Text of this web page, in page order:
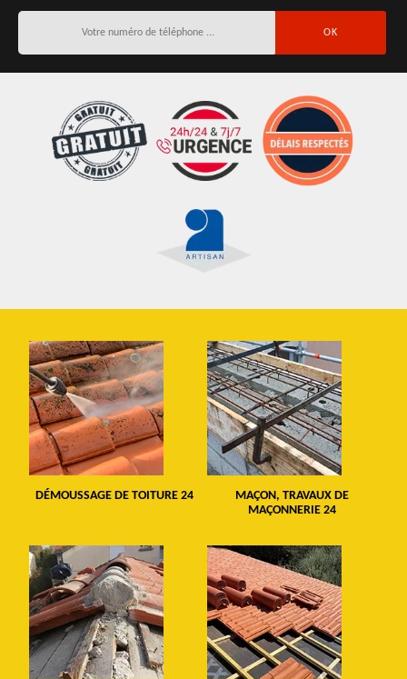
DÉMOUSSAGE DE TOITURE 24
MAÇON, TRAVAUX DE
MAÇONNERIE 24